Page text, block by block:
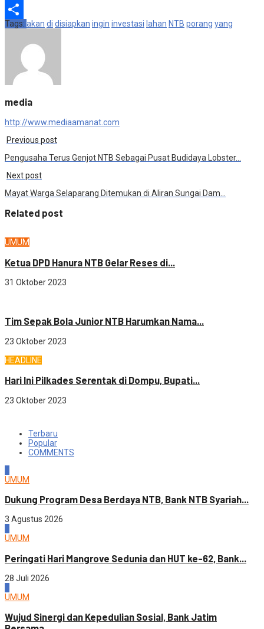
Pinterest
Share
Tags: akan di disiapkan ingin investasi lahan NTB porang yang
media
http://www.mediaamanat.com
Previous post
Pengusaha Terus Genjot NTB Sebagai Pusat Budidaya Lobster…
Next post
Mayat Warga Selaparang Ditemukan di Aliran Sungai Dam…
Related post
UMUM
Ketua DPD Hanura NTB Gelar Reses di...
31 Oktober 2023
Tim Sepak Bola Junior NTB Harumkan Nama...
23 Oktober 2023
HEADLINE
Hari Ini Pilkades Serentak di Dompu, Bupati...
23 Oktober 2023
Terbaru
Popular
COMMENTS
UMUM
Dukung Program Desa Berdaya NTB, Bank NTB Syariah...
3 Agustus 2026
UMUM
Peringati Hari Mangrove Sedunia dan HUT ke-62, Bank...
28 Juli 2026
UMUM
Wujud Sinergi dan Kepedulian Sosial, Bank Jatim